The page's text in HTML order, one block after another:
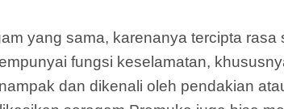
yang sama, karenanya tercipta
fungsi keselamatan,
dan dikenali oleh pendakian